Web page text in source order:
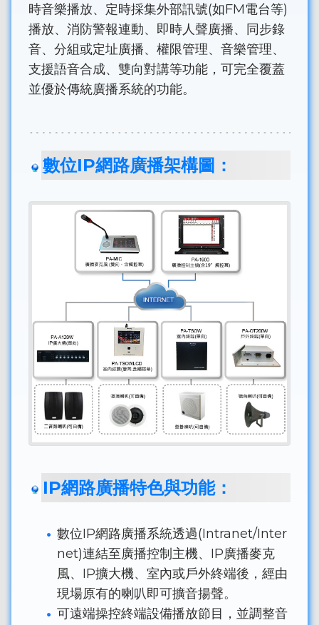
時音樂播放、定時採集外部訊號(如FM電台等)
播放、消防警報連動、即時人聲廣播、同步錄
音、分組或定址廣播、權限管理、音樂管理、
支援語音合成、雙向對講等功能，可完全覆蓋
並優於傳統廣播系統的功能。
數位IP網路廣播架構圖：
IP網路廣播特色與功能：
數位IP網路廣播系統透過(Intranet/Inter
net)連結至廣播控制主機、IP廣播麥克
風、IP擴大機、室內或戶外終端後，經由
現場原有的喇叭即可擴音揚聲。
可遠端操控終端設備播放節目，並調整音